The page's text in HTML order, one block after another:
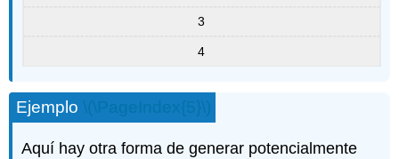
3
4
Ejemplo \(\PageIndex{5}\)
Aquí hay otra forma de generar potencialmente